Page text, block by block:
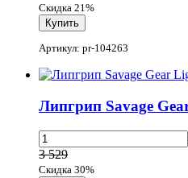
Скидка 21%
Артикул: pr-104263
Липгрип Savage
3 529
Скидка 30%